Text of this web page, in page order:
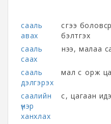
сааль
авах
сүүгээ
бэлтгэх
сааль
саах
үнээ, малаа
сааль
дэлгэрэх
мал сүү орж
саалийн
үнэр
ханхлах
сүү, цагаан